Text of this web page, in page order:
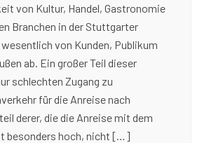
von Kultur, Handel, Gastronomie
Branchen in der Stuttgarter
von Kunden, Publikum
ab. Ein großer Teil dieser
schlechten Zugang zu
für die Anreise nach
derer, die die Anreise mit dem
besonders hoch, nicht […]